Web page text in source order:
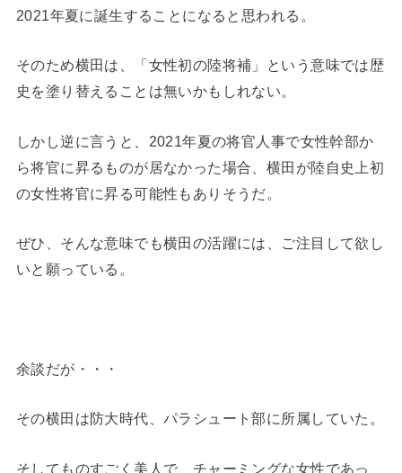
2021年夏に誕生することになると思われる。
そのため横田は、「女性初の陸将補」という意味では歴
史を塗り替えることは無いかもしれない。
しかし逆に言うと、2021年夏の将官人事で女性幹部か
ら将官に昇るものが居なかった場合、横田が陸自史上初
の女性将官に昇る可能性もありそうだ。
ぜひ、そんな意味でも横田の活躍には、ご注目して欲し
いと願っている。
余談だが・・・
その横田は防大時代、パラシュート部に所属していた。
そしてものすごく美人で、チャーミングな女性であっ